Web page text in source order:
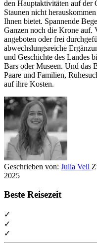
den Hauptaktivitäten auf der
Staunen nicht
Ihnen bietet. Spannende
Ganzen noch die Krone auf.
angeboten oder frei
abwechslungsreiche
und Geschichte des Landes
Bars oder Museen. Und das
Paare und Familien,
auf ihre Kosten.
Geschrieben von: Julia Veil
2025
Beste Reisezeit
✓
✓
✓